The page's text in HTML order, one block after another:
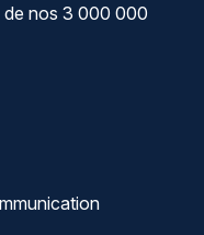
de nos 3 000 000